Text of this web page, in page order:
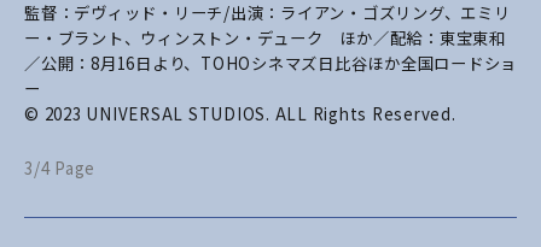
監督：デヴィッド・リーチ/出演：ライアン・ゴズリング、エミリ
ー・ブラント、ウィンストン・デューク ほか／配給：東宝東和
／公開：8月16日より、TOHOシネマズ日比谷ほか全国ロードショ
ー
© 2023 UNIVERSAL STUDIOS. ALL Rights Reserved.
3/4 Page